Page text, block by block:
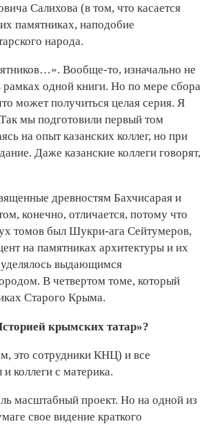
Салихова (в том, что касается
памятниках, наподобие
народа.
Вообще-то, изначально не
рамках одной книги. Но по мере сбора
может получиться целая серия. Я
мы подготовили первый том
на опыт казанских коллег, но при
Даже казанские коллеги говорят,
древностям Бахчисарая и
конечно, отличается, потому что
томов был Шукри-ага Сейтумеров,
на памятниках архитектуры и их
выдающимся
В четвертом томе, который
Старого Крыма.
крымских татар»?
это сотрудники КНЦ) и все
коллеги с материка.
масштабный проект. Но на одной из
свое видение краткого